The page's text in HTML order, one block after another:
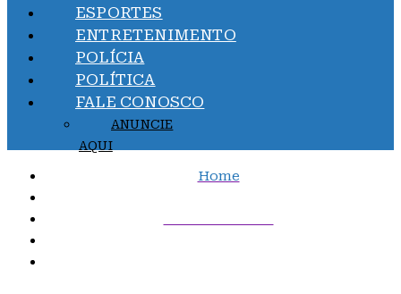
ESPORTES
ENTRETENIMENTO
POLÍCIA
POLÍTICA
FALE CONOSCO
ANUNCIE
AQUI
Home